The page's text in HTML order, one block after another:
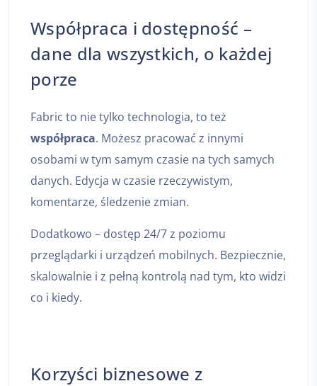
Współpraca i dostępność –
dane dla wszystkich, o każdej
porze
Fabric to nie tylko technologia, to też
współpraca. Możesz pracować z innymi
osobami w tym samym czasie na tych samych
danych. Edycja w czasie rzeczywistym,
komentarze, śledzenie zmian.
Dodatkowo – dostęp 24/7 z poziomu
przeglądarki i urządzeń mobilnych. Bezpiecznie,
skalowalnie i z pełną kontrolą nad tym, kto widzi
co i kiedy.
Korzyści biznesowe z